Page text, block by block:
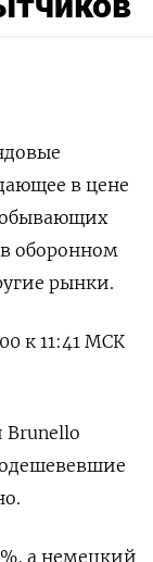
в цене
⁠оборонном
рынки.
‍к 11:41 ‌МСК
Brunello
а немецкий